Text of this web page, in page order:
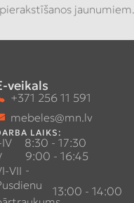
jaunumiem.
veikals
+371 256 11 591
mebeles@mn.lv
LAIKS:
8:30 - 17:30
9:00 - 16:45
VII -
13:00 - 14:00